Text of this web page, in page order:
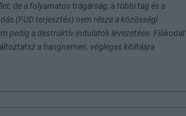
de a folyamatos trágárság, a többi tag és a
(FUD terjesztés) nem része a közösségi
pedig a destruktív indulatok levezetése. Fiókodat
a hangnemen, végleges kitiltásra